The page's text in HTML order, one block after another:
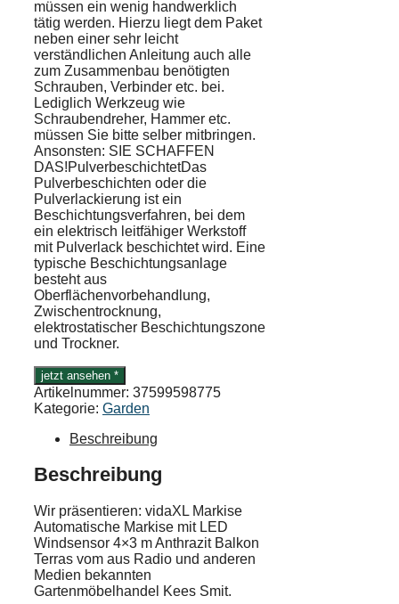
müssen ein wenig handwerklich
tätig werden. Hierzu liegt dem Paket
neben einer sehr leicht
verständlichen Anleitung auch alle
zum Zusammenbau benötigten
Schrauben, Verbinder etc. bei.
Lediglich Werkzeug wie
Schraubendreher, Hammer etc.
müssen Sie bitte selber mitbringen.
Ansonsten: SIE SCHAFFEN
DAS!PulverbeschichtetDas
Pulverbeschichten oder die
Pulverlackierung ist ein
Beschichtungsverfahren, bei dem
ein elektrisch leitfähiger Werkstoff
mit Pulverlack beschichtet wird. Eine
typische Beschichtungsanlage
besteht aus
Oberflächenvorbehandlung,
Zwischentrocknung,
elektrostatischer Beschichtungszone
und Trockner.
jetzt ansehen *
Artikelnummer: 37599598775
Kategorie: Garden
Beschreibung
Beschreibung
Wir präsentieren: vidaXL Markise
Automatische Markise mit LED
Windsensor 4×3 m Anthrazit Balkon
Terras vom aus Radio und anderen
Medien bekannten
Gartenmöbelhandel Kees Smit.